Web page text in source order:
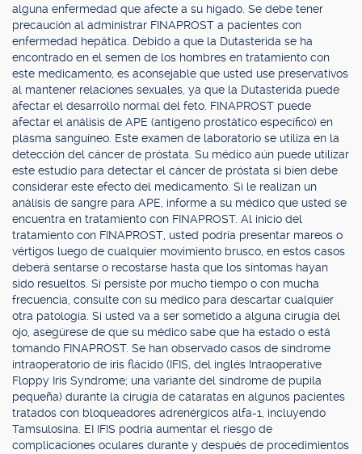
alguna enfermedad que afecte a su hígado. Se debe tener
precaución al administrar FINAPROST a pacientes con
enfermedad hepática. Debido a que la Dutasterida se ha
encontrado en el semen de los hombres en tratamiento con
este medicamento, es aconsejable que usted use preservativos
al mantener relaciones sexuales, ya que la Dutasterida puede
afectar el desarrollo normal del feto. FINAPROST puede
afectar el análisis de APE (antígeno prostático específico) en
plasma sanguíneo. Este examen de laboratorio se utiliza en la
detección del cáncer de próstata. Su médico aún puede utilizar
este estudio para detectar el cáncer de próstata si bien debe
considerar este efecto del medicamento. Si le realizan un
análisis de sangre para APE, informe a su médico que usted se
encuentra en tratamiento con FINAPROST. Al inicio del
tratamiento con FINAPROST, usted podría presentar mareos o
vértigos luego de cualquier movimiento brusco, en estos casos
deberá sentarse o recostarse hasta que los síntomas hayan
sido resueltos. Si persiste por mucho tiempo o con mucha
frecuencia, consulte con su médico para descartar cualquier
otra patología. Si usted va a ser sometido a alguna cirugía del
ojo, asegúrese de que su médico sabe que ha estado o está
tomando FINAPROST. Se han observado casos de síndrome
intraoperatorio de iris flácido (IFIS, del inglés Intraoperative
Floppy Iris Syndrome; una variante del síndrome de pupila
pequeña) durante la cirugía de cataratas en algunos pacientes
tratados con bloqueadores adrenérgicos alfa-1, incluyendo
Tamsulosina. EI IFIS podría aumentar el riesgo de
complicaciones oculares durante y después de procedimientos